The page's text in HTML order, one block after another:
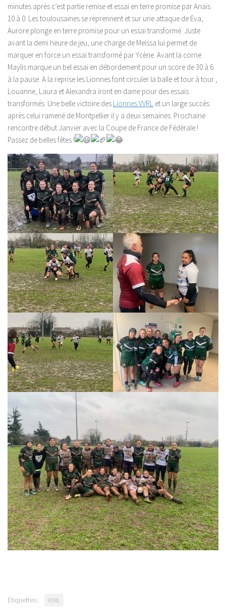
minutes après c’est partie remise et essai en terre promise par Anaïs.
10 à 0. Les toulousaines se reprennent et sur une attaque de Eva,
Aurore plonge en terre promise pour un essai transformé. Juste
avant la demi heure de jeu, une charge de Meissa lui permet de
marquer en force un essai transformé par Ycène. Avant la corne
Maylis marque un bel essai en débordement pour un score de 30 à 6
à la pause. A la reprise les Lionnes font circuler la balle et tour à tour ,
Louanne, Laura et Alexandra iront en dame pour des essais
transformés. Une belle victoire des Lionnes VVRL et un large succès
après celui ramené de Montpellier il y a deux semaines. Prochaine
rencontre début Janvier avec la Coupe de France de Fédérale.!
Passez de belles fêtes !
Étiquettes : VVRL